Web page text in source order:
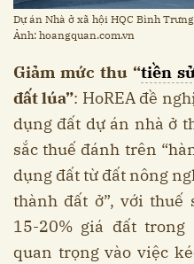
Dự án Nhà ở xã hội HQC Bình
Ảnh: hoangquan.com.vn
Giảm mức thu “tiền
đất lúa”: HoREA đề
dụng đất dự án nhà ở
sắc thuế đánh trên
dụng đất từ đất nông
thành đất ở”, với thuế
15-20% giá đất trong
quan trọng vào việc